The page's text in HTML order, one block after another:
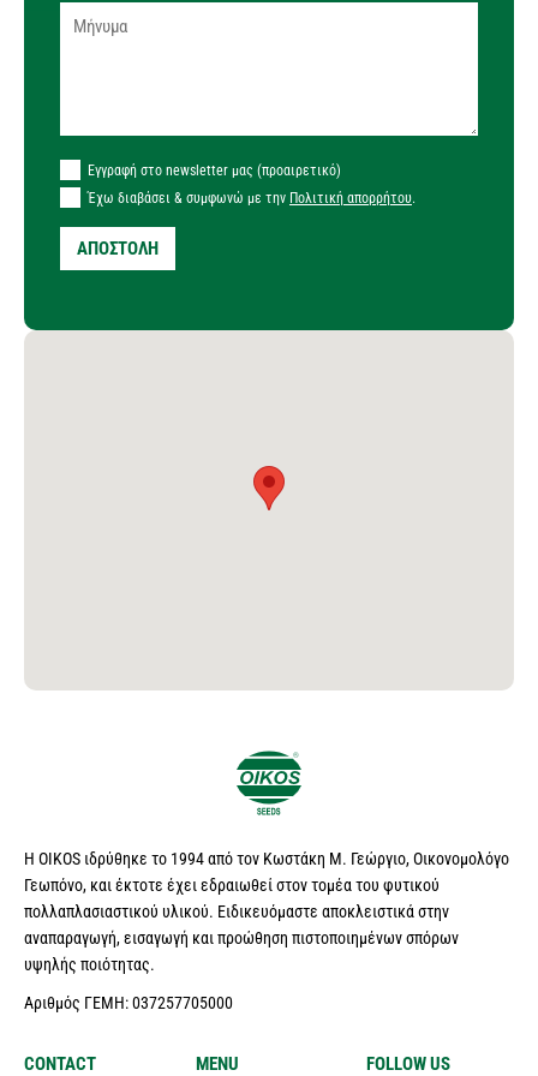
Εγγραφή στο newsletter μας (προαιρετικό)
Έχω διαβάσει & συμφωνώ με την Πολιτική απορρήτου.
Η OIKOS ιδρύθηκε το 1994 από τον Κωστάκη Μ. Γεώργιο, Οικονομολόγο
Γεωπόνο, και έκτοτε έχει εδραιωθεί στον τομέα του φυτικού
πολλαπλασιαστικού υλικού. Ειδικευόμαστε αποκλειστικά στην
αναπαραγωγή, εισαγωγή και προώθηση πιστοποιημένων σπόρων
υψηλής ποιότητας.
Αριθμός ΓΕΜΗ: 037257705000
CONTACT MENU FOLLOW US